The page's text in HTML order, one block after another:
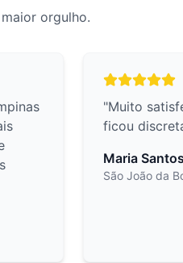
orgulho.
"Muito
ficou
Maria Santos
São João da